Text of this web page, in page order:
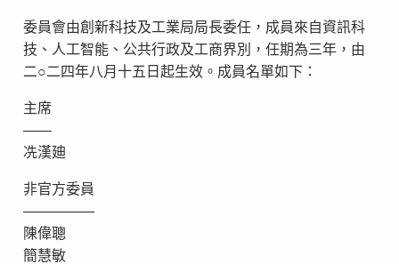
委員會由創新科技及工業局局長委任，成員來自資訊科
技、人工智能、公共行政及工商界別，任期為三年，由
二○二四年八月十五日起生效。成員名單如下：
主席
——
冼漢廸
非官方委員
—————
陳偉聰
簡慧敏